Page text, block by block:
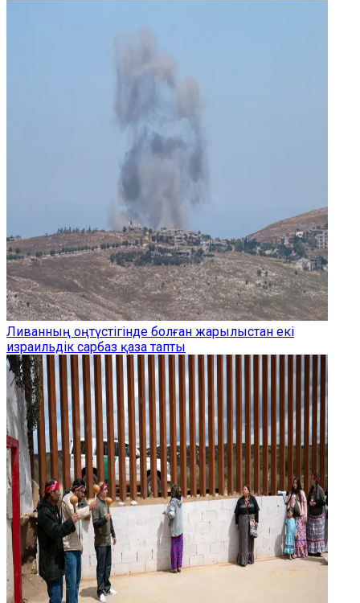
Ливанның оңтүстігінде болған жарылыстан екі
израильдік сарбаз қаза тапты